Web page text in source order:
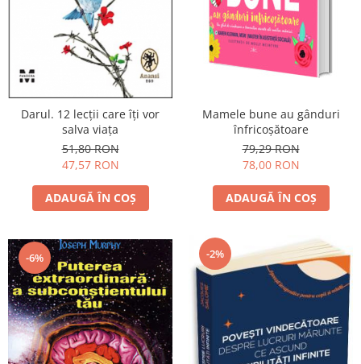
Darul. 12 lecții care îți vor
salva viața
51,80 RON
47,57 RON
ADAUGĂ ÎN COȘ
Mamele bune au gânduri
înfricoșătoare
79,29 RON
78,00 RON
ADAUGĂ ÎN COȘ
-6% -2%